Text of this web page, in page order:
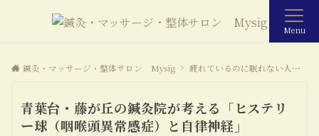
Menu
鍼灸・マッサージ・整体サロン Mysig 疲れているのに眠れない人に起こっていること
青葉台・藤が丘の鍼灸院が考える「ヒステリ
ー球（咽喉頭異常感症）と自律神経」